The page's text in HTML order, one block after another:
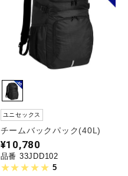
ユニセックス
チームバックパック(40L)
¥10,780
品番 33JDD102
5